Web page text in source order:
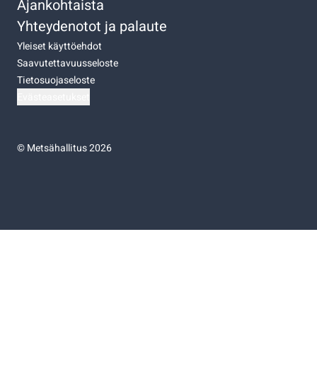
Ajankohtaista
Yhteydenotot ja palaute
Yleiset käyttöehdot
Saavutettavuusseloste
Tietosuojaseloste
©Metsähallitus 2026